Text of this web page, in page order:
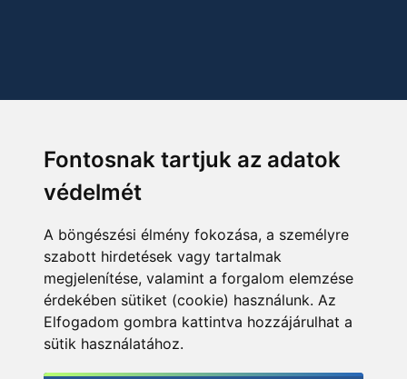
Fontosnak tartjuk az adatok
védelmét
A böngészési élmény fokozása, a személyre
szabott hirdetések vagy tartalmak
megjelenítése, valamint a forgalom elemzése
érdekében sütiket (cookie) használunk. Az
Elfogadom gombra kattintva hozzájárulhat a
sütik használatához.